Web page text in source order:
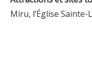
Míru, l’Église